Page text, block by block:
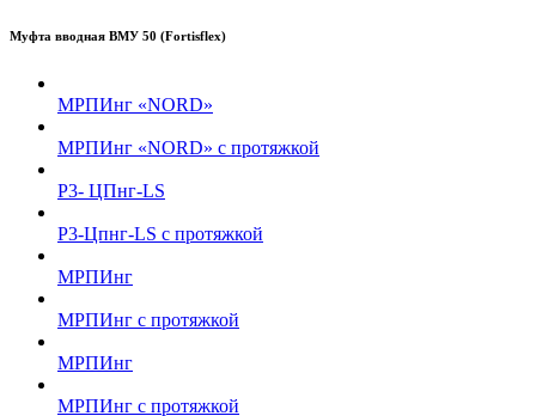
Муфта вводная ВМУ 50 (Fortisflex)
МРПИнг «NORD»
МРПИнг «NORD» с протяжкой
Р3- ЦПнг-LS
Р3-Цпнг-LS с протяжкой
МРПИнг
МРПИнг с протяжкой
МРПИнг
МРПИнг с протяжкой